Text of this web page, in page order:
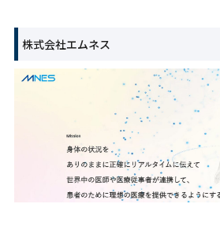
株式会社エムネス